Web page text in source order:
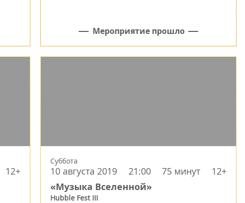
Мероприятие прошло
12+
Суббота
10 августа 2019 21:00 75 минут 12+
«Музыка Вселенной»
Hubble Fest III